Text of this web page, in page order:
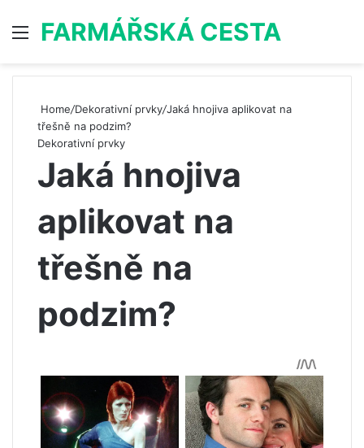
Menu
FARMÁŘSKÁ CESTA
Home/Dekorativní prvky/Jaká hnojiva aplikovat na
třešně na podzim?
Dekorativní prvky
Jaká hnojiva
aplikovat na
třešně na
podzim?